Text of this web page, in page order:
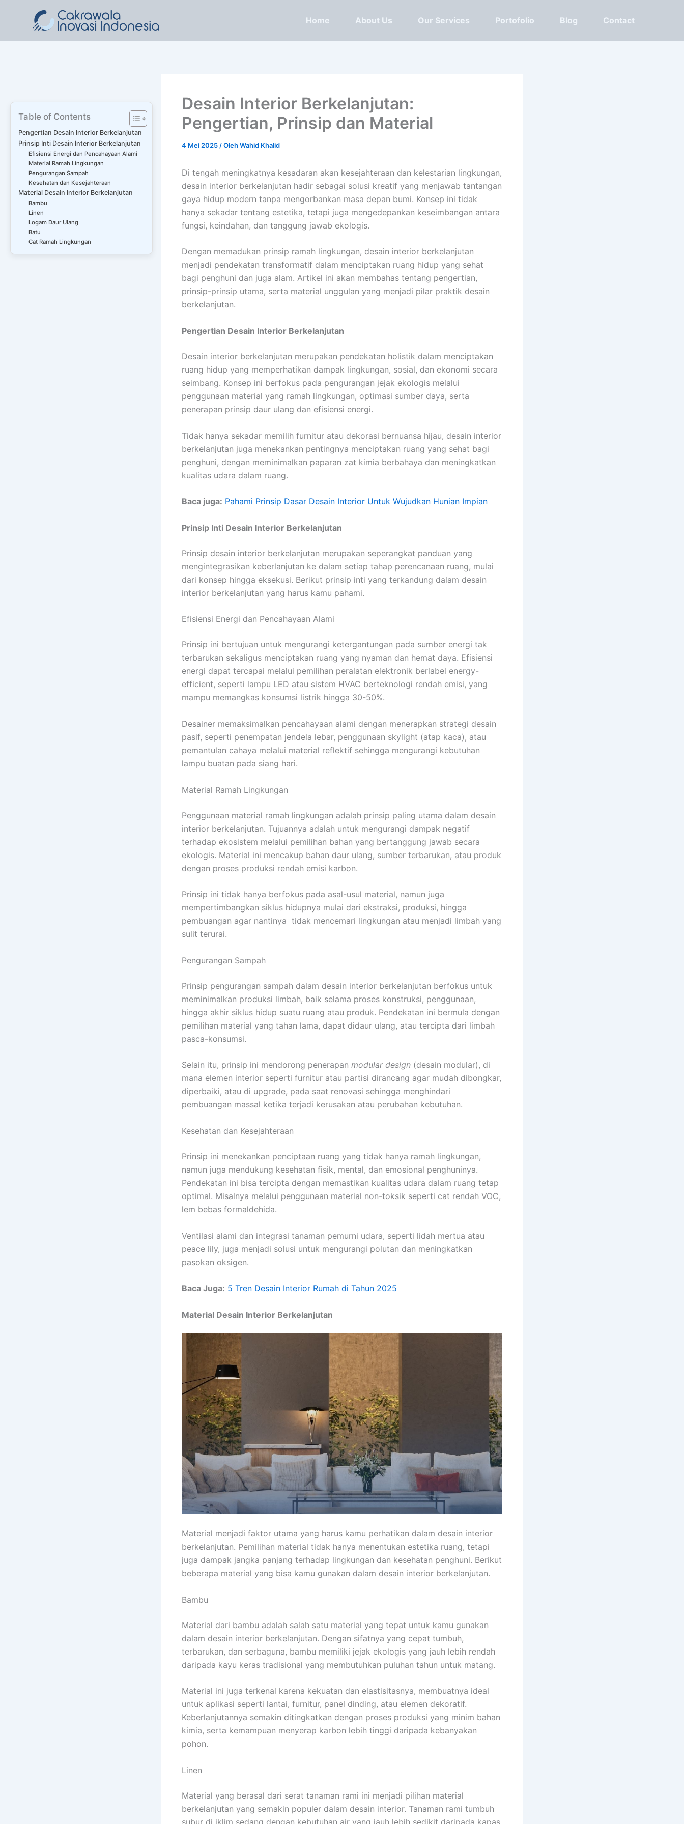
Home About Us Our Services Portofolio Blog Contact
Desain Interior Berkelanjutan:
Pengertian, Prinsip dan Material
4 Mei 2025 / OlehWahid Khalid
Di tengah meningkatnya kesadaran akan kesejahteraan dan kelestarian lingkungan,
desain interior berkelanjutan hadir sebagai solusi kreatif yang menjawab tantangan
gaya hidup modern tanpa mengorbankan masa depan bumi. Konsep ini tidak
hanya sekadar tentang estetika, tetapi juga mengedepankan keseimbangan antara
fungsi, keindahan, dan tanggung jawab ekologis.
Dengan memadukan prinsip ramah lingkungan, desain interior berkelanjutan
menjadi pendekatan transformatif dalam menciptakan ruang hidup yang sehat
bagi penghuni dan juga alam. Artikel ini akan membahas tentang pengertian,
prinsip-prinsip utama, serta material unggulan yang menjadi pilar praktik desain
berkelanjutan.
Table of Contents
Pengertian Desain Interior Berkelanjutan
Prinsip Inti Desain Interior Berkelanjutan
Efisiensi Energi dan Pencahayaan Alami
Material Ramah Lingkungan
Pengurangan Sampah
Kesehatan dan Kesejahteraan
Material Desain Interior Berkelanjutan
Bambu
Linen
Logam Daur Ulang
Batu
Cat Ramah Lingkungan
Pengertian Desain Interior Berkelanjutan
Desain interior berkelanjutan merupakan pendekatan holistik dalam menciptakan
ruang hidup yang memperhatikan dampak lingkungan, sosial, dan ekonomi secara
seimbang. Konsep ini berfokus pada pengurangan jejak ekologis melalui
penggunaan material yang ramah lingkungan, optimasi sumber daya, serta
penerapan prinsip daur ulang dan efisiensi energi.
Tidak hanya sekadar memilih furnitur atau dekorasi bernuansa hijau, desain interior
berkelanjutan juga menekankan pentingnya menciptakan ruang yang sehat bagi
penghuni, dengan meminimalkan paparan zat kimia berbahaya dan meningkatkan
kualitas udara dalam ruang.
Baca juga: Pahami Prinsip Dasar Desain Interior Untuk Wujudkan Hunian Impian
Prinsip Inti Desain Interior Berkelanjutan
Prinsip desain interior berkelanjutan merupakan seperangkat panduan yang
mengintegrasikan keberlanjutan ke dalam setiap tahap perencanaan ruang, mulai
dari konsep hingga eksekusi. Berikut prinsip inti yang terkandung dalam desain
interior berkelanjutan yang harus kamu pahami.
Efisiensi Energi dan Pencahayaan Alami
Prinsip ini bertujuan untuk mengurangi ketergantungan pada sumber energi tak
terbarukan sekaligus menciptakan ruang yang nyaman dan hemat daya. Efisiensi
energi dapat tercapai melalui pemilihan peralatan elektronik berlabel energy-
efficient, seperti lampu LED atau sistem HVAC berteknologi rendah emisi, yang
mampu memangkas konsumsi listrik hingga 30-50%.
Desainer memaksimalkan pencahayaan alami dengan menerapkan strategi desain
pasif, seperti penempatan jendela lebar, penggunaan skylight (atap kaca), atau
pemantulan cahaya melalui material reflektif sehingga mengurangi kebutuhan
lampu buatan pada siang hari.
Material Ramah Lingkungan
Penggunaan material ramah lingkungan adalah prinsip paling utama dalam desain
interior berkelanjutan. Tujuannya adalah untuk mengurangi dampak negatif
terhadap ekosistem melalui pemilihan bahan yang bertanggung jawab secara
ekologis. Material ini mencakup bahan daur ulang, sumber terbarukan, atau produk
dengan proses produksi rendah emisi karbon.
Prinsip ini tidak hanya berfokus pada asal-usul material, namun juga
mempertimbangkan siklus hidupnya mulai dari ekstraksi, produksi, hingga
pembuangan agar nantinya tidak mencemari lingkungan atau menjadi limbah yang
sulit terurai.
Pengurangan Sampah
Prinsip pengurangan sampah dalam desain interior berkelanjutan berfokus untuk
meminimalkan produksi limbah, baik selama proses konstruksi, penggunaan,
hingga akhir siklus hidup suatu ruang atau produk. Pendekatan ini bermula dengan
pemilihan material yang tahan lama, dapat didaur ulang, atau tercipta dari limbah
pasca-konsumsi.
Selain itu, prinsip ini mendorong penerapan modular design (desain modular), di
mana elemen interior seperti furnitur atau partisi dirancang agar mudah dibongkar,
diperbaiki, atau di upgrade, pada saat renovasi sehingga menghindari
pembuangan massal ketika terjadi kerusakan atau perubahan kebutuhan.
Kesehatan dan Kesejahteraan
Prinsip ini menekankan penciptaan ruang yang tidak hanya ramah lingkungan,
namun juga mendukung kesehatan fisik, mental, dan emosional penghuninya.
Pendekatan ini bisa tercipta dengan memastikan kualitas udara dalam ruang tetap
optimal. Misalnya melalui penggunaan material non-toksik seperti cat rendah VOC,
lem bebas formaldehida.
Ventilasi alami dan integrasi tanaman pemurni udara, seperti lidah mertua atau
peace lily, juga menjadi solusi untuk mengurangi polutan dan meningkatkan
pasokan oksigen.
Baca Juga: 5 Tren Desain Interior Rumah di Tahun 2025
Material Desain Interior Berkelanjutan
Material menjadi faktor utama yang harus kamu perhatikan dalam desain interior
berkelanjutan. Pemilihan material tidak hanya menentukan estetika ruang, tetapi
juga dampak jangka panjang terhadap lingkungan dan kesehatan penghuni. Berikut
beberapa material yang bisa kamu gunakan dalam desain interior berkelanjutan.
Bambu
Material dari bambu adalah salah satu material yang tepat untuk kamu gunakan
dalam desain interior berkelanjutan. Dengan sifatnya yang cepat tumbuh,
terbarukan, dan serbaguna, bambu memiliki jejak ekologis yang jauh lebih rendah
daripada kayu keras tradisional yang membutuhkan puluhan tahun untuk matang.
Material ini juga terkenal karena kekuatan dan elastisitasnya, membuatnya ideal
untuk aplikasi seperti lantai, furnitur, panel dinding, atau elemen dekoratif.
Keberlanjutannya semakin ditingkatkan dengan proses produksi yang minim bahan
kimia, serta kemampuan menyerap karbon lebih tinggi daripada kebanyakan
pohon.
Linen
Material yang berasal dari serat tanaman rami ini menjadi pilihan material
berkelanjutan yang semakin populer dalam desain interior. Tanaman rami tumbuh
subur di iklim sedang dengan kebutuhan air yang jauh lebih sedikit daripada kapas.